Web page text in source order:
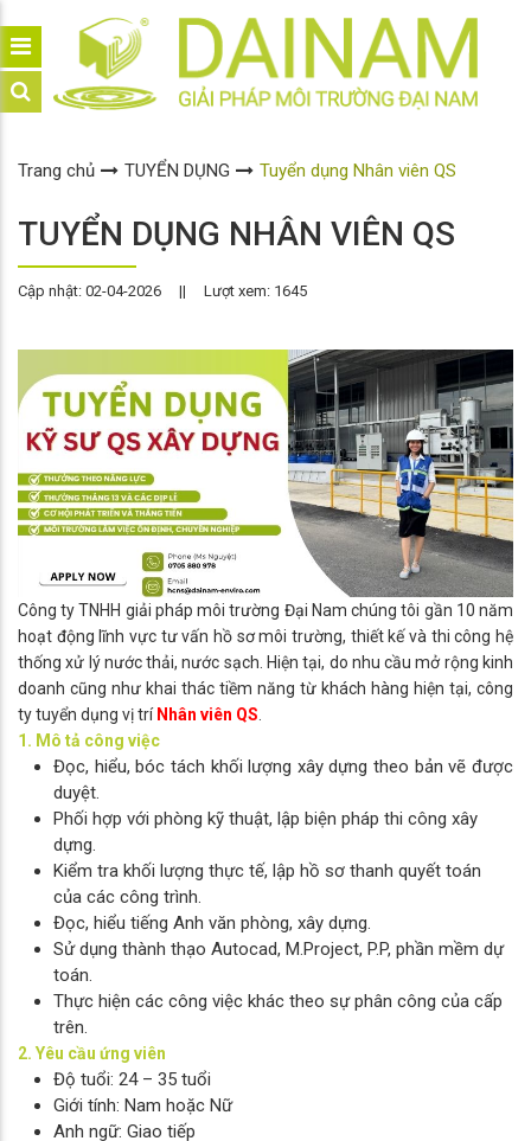
Trang chủ TUYỂN DỤNG Tuyển dụng Nhân viên QS
TUYỂN DỤNG NHÂN VIÊN QS
Cập nhật: 02-04-2026 || Lượt xem: 1645
Công ty TNHH giải pháp môi trường Đại Nam chúng tôi gần 10 năm
hoạt động lĩnh vực tư vấn hồ sơ môi trường, thiết kế và thi công hệ
thống xử lý nước thải, nước sạch. Hiện tại, do nhu cầu mở rộng kinh
doanh cũng như khai thác tiềm năng từ khách hàng hiện tại, công
ty tuyển dụng vị trí Nhân viên QS.
1. Mô tả công việc
Đọc, hiểu, bóc tách khối lượng xây dựng theo bản vẽ được
duyệt.
Phối hợp với phòng kỹ thuật, lập biện pháp thi công xây
dựng.
Kiểm tra khối lượng thực tế, lập hồ sơ thanh quyết toán
của các công trình.
Đọc, hiểu tiếng Anh văn phòng, xây dựng.
Sử dụng thành thạo Autocad, M.Project, P.P, phần mềm dự
toán.
Thực hiện các công việc khác theo sự phân công của cấp
trên.
2. Yêu cầu ứng viên
Độ tuổi: 24 – 35 tuổi
Giới tính: Nam hoặc Nữ
Anh ngữ: Giao tiếp